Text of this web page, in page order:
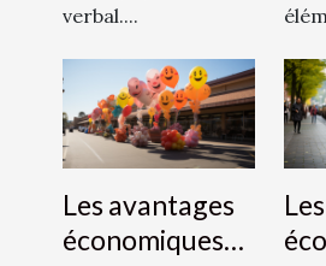
verbal....
Les avantages
économiques